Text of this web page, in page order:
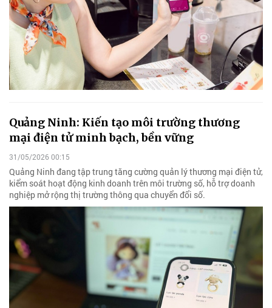
Quảng Ninh: Kiến tạo môi trường thương
mại điện tử minh bạch, bền vững
31/05/2026 00:15
Quảng Ninh đang tập trung tăng cường quản lý thương mại điện tử,
kiểm soát hoạt động kinh doanh trên môi trường số, hỗ trợ doanh
nghiệp mở rộng thị trường thông qua chuyển đổi số.